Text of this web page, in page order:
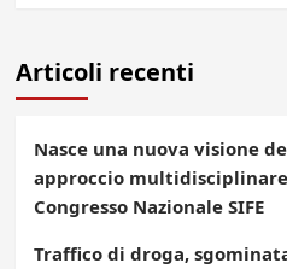
Articoli recenti
Nasce una nuova visione
approccio
Congresso Nazionale SIFE
Traffico di droga,